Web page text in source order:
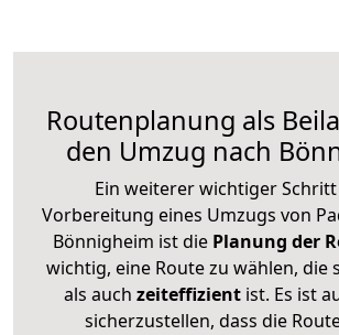
Routenplanung als
den Umzug nach
Ein weiterer wichtiger
Vorbereitung eines Umzugs von
Bönnigheim ist diePlanung der
wichtig, eine Route zu wählen, die
als auch zeiteffizientist. Es ist
sicherzustellen, dass die